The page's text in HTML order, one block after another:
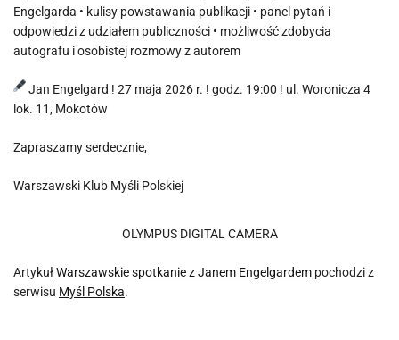
Engelgarda • kulisy powstawania publikacji • panel pytań i
odpowiedzi z udziałem publiczności • możliwość zdobycia
autografu i osobistej rozmowy z autorem
Jan Engelgard ! 27 maja 2026 r. ! godz. 19:00 ! ul. Woronicza 4
lok. 11, Mokotów
Zapraszamy serdecznie,
Warszawski Klub Myśli Polskiej
OLYMPUS DIGITAL CAMERA
ArtykułWarszawskie spotkanie z Janem Engelgardem pochodzi z
serwisu Myśl Polska.